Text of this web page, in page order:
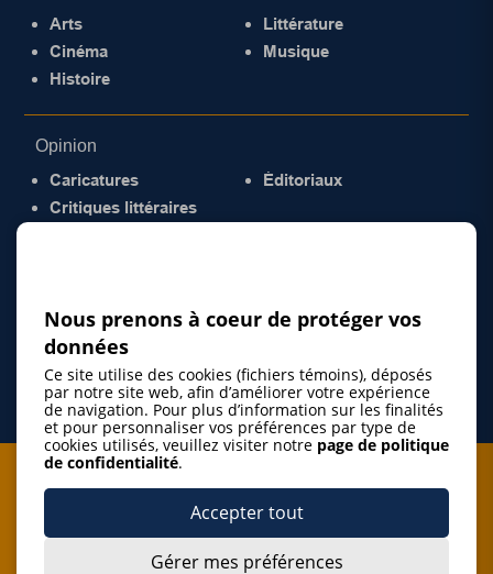
Arts
Cinéma
Histoire
Littérature
Musique
Opinion
Caricatures
Critiques littéraires
Éditoriaux
Je m'abonne à l'infolettre
Nous prenons à coeur de protéger vos
données
Ce site utilise des cookies (fichiers témoins), déposés
par notre site web, afin d’améliorer votre expérience
de navigation. Pour plus d’information sur les finalités
et pour personnaliser vos préférences par type de
cookies utilisés, veuillez visiter notre page de politique
de confidentialité.
Accepter tout
Gérer mes préférences